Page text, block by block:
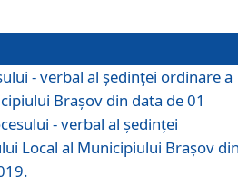
- verbal al şedinţei ordinare a
Brașov din data de 01
- verbal al ședinței
Local al Municipiului Brașov